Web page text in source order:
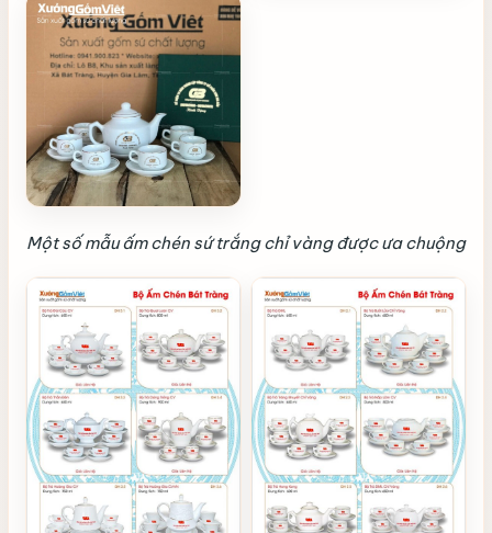
Một số mẫu ấm chén sứ trắng chỉ vàng được ưa chuộng